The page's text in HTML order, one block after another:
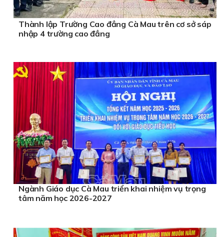
Thành lập Trường Cao đẳng Cà Mau trên cơ sở sáp
nhập 4 trường cao đẳng
Ngành Giáo dục Cà Mau triển khai nhiệm vụ trọng
tâm năm học 2026-2027